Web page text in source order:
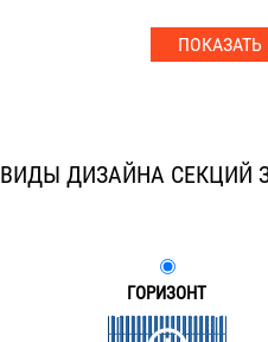
ПОКАЗАТЬ
ВИДЫ ДИЗАЙНА СЕКЦИЙ
ГОРИЗОНТ